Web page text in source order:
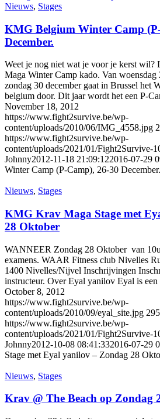
Nieuws, Stages
KMG Belgium Winter Camp
December.
Weet je nog niet wat je voor je kerst wil?
Maga Winter Camp kado. Van woensdag
zondag 30 december gaat in Brussel het
belgium door. Dit jaar wordt het een P-
November 18, 2012
https://www.fight2survive.be/wp-
content/uploads/2010/06/IMG_4558.jpg
https://www.fight2survive.be/wp-
content/uploads/2021/01/Fight2Survive-
Johnny2012-11-18 21:09:122016-07-29
Winter Camp (P-Camp), 26-30 December.
Nieuws, Stages
KMG Krav Maga Stage met
28 Oktober
WANNEER Zondag 28 Oktober van
examens. WAAR Fitness club Nivelles
1400 Nivelles/Nijvel Inschrijvingen
instructeur. Over Eyal yanilov Eyal is
October 8, 2012
https://www.fight2survive.be/wp-
content/uploads/2010/09/eyal_site.jpg 295
https://www.fight2survive.be/wp-
content/uploads/2021/01/Fight2Survive-
Johnny2012-10-08 08:41:332016-07-29
Stage met Eyal yanilov – Zondag 28
Nieuws, Stages
Krav @ The Beach op Zondag